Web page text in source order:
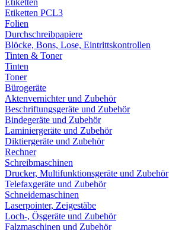
Etiketten
Etiketten PCL3
Folien
Durchschreibpapiere
Blöcke, Bons, Lose, Eintrittskontrollen
Tinten & Toner
Tinten
Toner
Bürogeräte
Aktenvernichter und Zubehör
Beschriftungsgeräte und Zubehör
Bindegeräte und Zubehör
Laminiergeräte und Zubehör
Diktiergeräte und Zubehör
Rechner
Schreibmaschinen
Drucker, Multifunktionsgeräte und Zubehör
Telefaxgeräte und Zubehör
Schneidemaschinen
Laserpointer, Zeigestäbe
Loch-, Ösgeräte und Zubehör
Falzmaschinen und Zubehör